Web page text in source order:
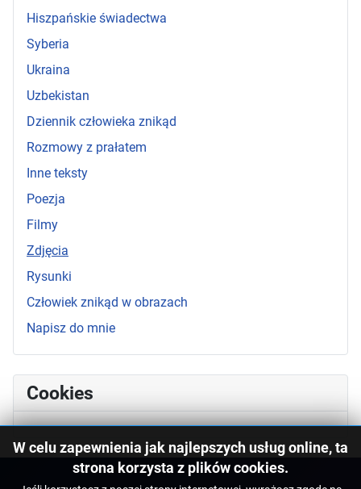
Hiszpańskie świadectwa
Syberia
Ukraina
Uzbekistan
Dziennik człowieka znikąd
Rozmowy z prałatem
Inne teksty
Poezja
Filmy
Zdjęcia
Rysunki
Człowiek znikąd w obrazach
Napisz do mnie
Cookies
W celu zapewnienia jak najlepszych usług online, ta
strona korzysta z plików cookies.